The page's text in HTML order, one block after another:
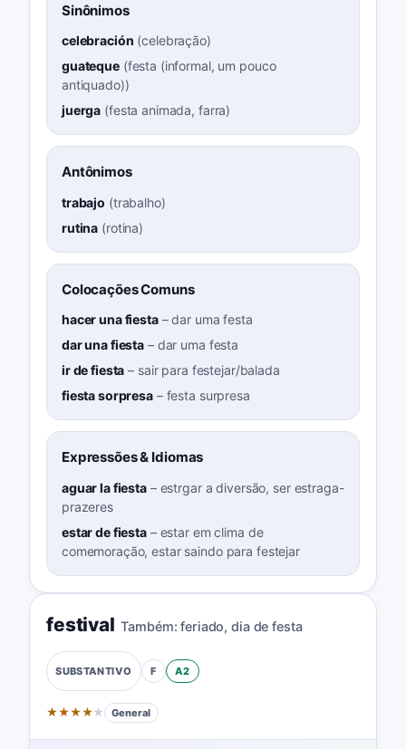
Sinônimos
celebración (celebração)
guateque(festa (informal, um pouco
antiquado))
juerga (festa animada, farra)
Antônimos
trabajo (trabalho)
rutina (rotina)
Colocações Comuns
hacer una fiesta–dar uma festa
dar una fiesta – dar uma festa
ir de fiesta – sair para festejar/balada
fiesta sorpresa – festa surpresa
Expressões & Idiomas
aguar la fiesta – estrgar a diversão, ser estraga-
prazeres
estar de fiesta – estar em clima de
comemoração, estar saindo para festejar
festival Também: feriado,dia de festa
SUBSTANTIVO F A2
★★★★★ General